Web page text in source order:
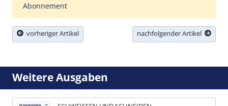
Abonnement
vorheriger Artikel nachfolgender Artikel
Weitere Ausgaben